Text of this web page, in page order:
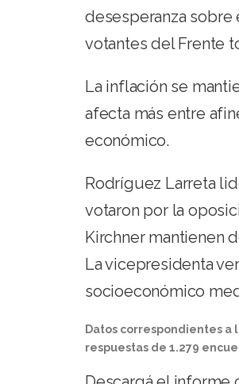
desesperanza sobre
votantes del Frente
La inflación se
afecta más entre
económico.
Rodríguez Larreta
votaron por la
Kirchner mantienen
La vicepresidenta
socioeconómico
Datos correspondientes
respuestas de 1.279